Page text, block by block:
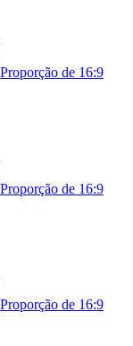
Proporção de 16:9
Proporção de 16:9
Proporção de 16:9